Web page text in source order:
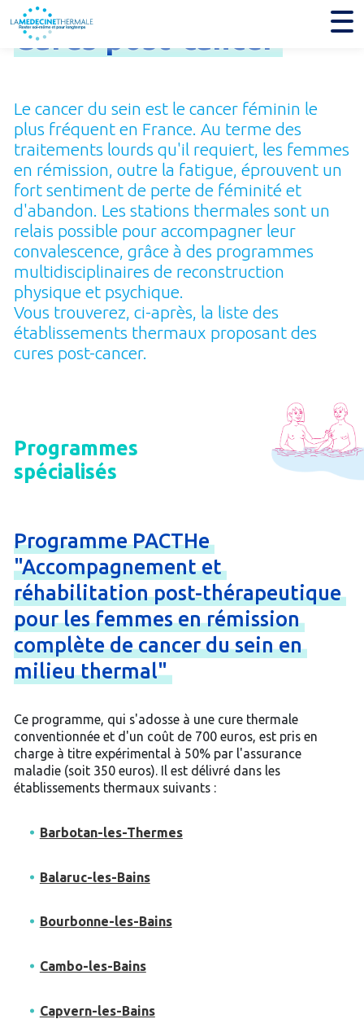
Cures
Le cancer du sein est le cancer féminin le
plus fréquent en France. Au terme des
traitements lourds qu'il requiert, les femmes
en rémission, outre la fatigue, éprouvent un
fort sentiment de perte de féminité et
d'abandon. Les stations thermales sont un
relais possible pour accompagner leur
convalescence, grâce à des programmes
multidisciplinaires de reconstruction
physique et psy­chique.
Vous trouverez, ci-après, la liste des
établissements thermaux proposant des
cures post-cancer.
Programmes
spécialisés
ProgrammePACTHe
"Accompagnementet
réhabilitationpost-thérapeutique
pourlesfemmesenrémission
complètedecancerduseinen
milieuthermal"
Ce programme, qui s'adosse à une cure thermale
conventionnée et d'un coût de 700 euros, est pris en
charge à titre expérimental à 50% par l'assurance
maladie (soit 350 euros). Il est délivré dans les
établissements thermaux suivants :
Barbotan-les-Thermes
Balaruc-les-Bains
Bourbonne-les-Bains
Cambo-les-Bains
Capvern-les-Bains